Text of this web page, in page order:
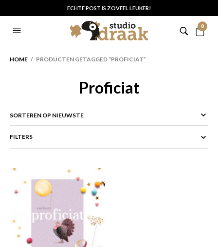
ECHTE POST IS ZOVEEL LEUKER!
0
HOME / PRODUCTEN GETAGGED “PROFICIAT”
Proficiat
FILTERS